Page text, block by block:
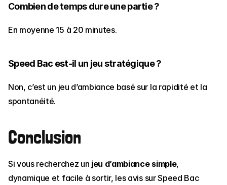
Combien de temps dure une partie ?
En moyenne 15 à 20 minutes.
Speed Bac est-il un jeu stratégique ?
Non, c’est un jeu d’ambiance basé sur la rapidité et la
spontanéité.
Conclusion
Si vous recherchez un jeu d’ambiance simple,
dynamique et facile à sortir, les avis sur Speed Bac